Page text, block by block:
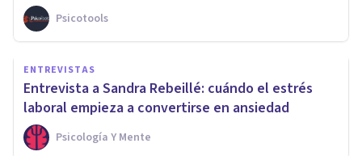
Psicotools
ENTREVISTAS
Entrevista a Sandra Rebeillé: cuándo el estrés
laboral empieza a convertirse en ansiedad
Psicología Y Mente